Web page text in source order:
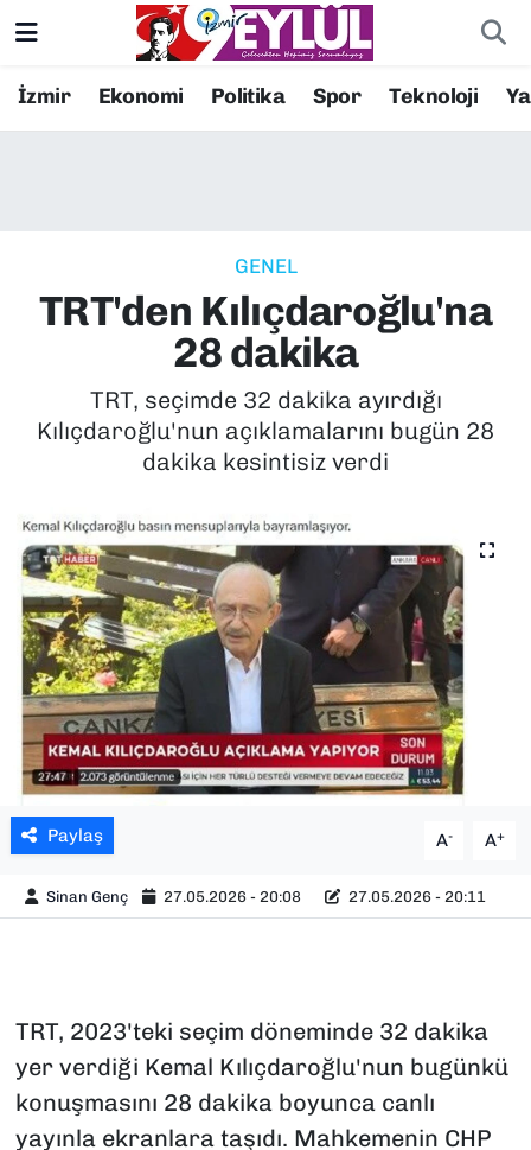
İzmir Ekonomi Politika Spor Teknoloji
GENEL
TRT'den Kılıçdaroğlu'na
28 dakika
TRT, seçimde 32 dakika ayırdığı
Kılıçdaroğlu'nun açıklamalarını bugün 28
dakika kesintisiz verdi
Paylaş A- A+
Sinan Genç 27.05.2026 - 20:08 27.05.2026 - 20:11
TRT, 2023'teki seçim döneminde 32 dakika
yer verdiği Kemal Kılıçdaroğlu'nun bugünkü
konuşmasını 28 dakika boyunca canlı
yayınla ekranlara taşıdı. Mahkemenin CHP
Resmi İlanlar
EKONOMİ
KÜLTÜR SANAT
MAGAZİN
POLİTİKA
SAĞLIK
SPOR
TEKNOLOJİ
YAŞAM
YEREL YÖNETİMLER
Konak Nöbetçi Eczaneler
Süper Lig Puan Durumu ve Fikstür
Tüm Manşetler
Son Dakika Haberleri
Haber Arşivi